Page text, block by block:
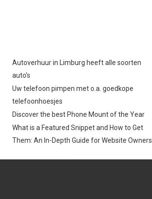
Autoverhuur in Limburg heeft alle soorten
auto’s
Uw telefoon pimpen met o.a. goedkope
telefoonhoesjes
Discover the best Phone Mount of the Year
What is a Featured Snippet and How to Get
Them: An In-Depth Guide for Website Owners